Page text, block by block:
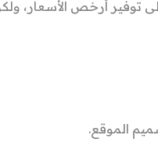
توفير أرخص الأسعار،
الموقع.